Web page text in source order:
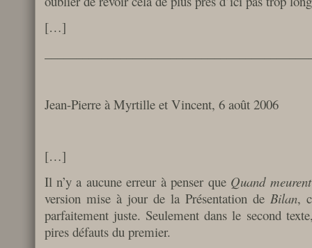
[…]
Jean-Pierre à Myrtille et Vincent, 6 août 2006
[…]
Il n’y a aucune erreur à penser que Quand
version mise à jour de la Présentation de Bilan,
parfaitement juste. Seulement dans le second
pires défauts du premier.